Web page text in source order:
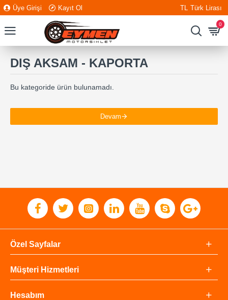
Üye Girişi Kayıt Ol TL Türk Lirası
0
DIŞ AKSAM - KAPORTA
Bu kategoride ürün bulunamadı.
Devam
Özel Sayfalar
Müşteri Hizmetleri
Hesabım